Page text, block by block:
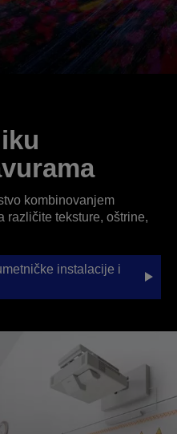
kombinovanjem
različite teksture, oštrine,
instalacije i